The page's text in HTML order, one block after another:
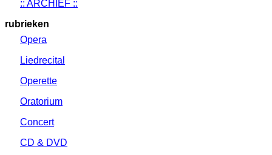
:: ARCHIEF ::
rubrieken
Opera
Liedrecital
Operette
Oratorium
Concert
CD & DVD